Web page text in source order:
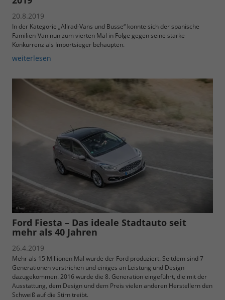
20.8.2019
In der Kategorie „Allrad-Vans und Busse“ konnte sich der spanische
Familien-Van nun zum vierten Mal in Folge gegen seine starke
Konkurrenz als Importsieger behaupten.
weiterlesen
Ford Fiesta – Das ideale Stadtauto seit
mehr als 40 Jahren
26.4.2019
Mehr als 15 Millionen Mal wurde der Ford produziert. Seitdem sind 7
Generationen verstrichen und einiges an Leistung und Design
dazugekommen. 2016 wurde die 8. Generation eingeführt, die mit der
Ausstattung, dem Design und dem Preis vielen anderen Herstellern den
Schweiß auf die Stirn treibt.